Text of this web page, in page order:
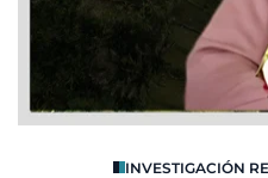
INVESTIGACIÓN